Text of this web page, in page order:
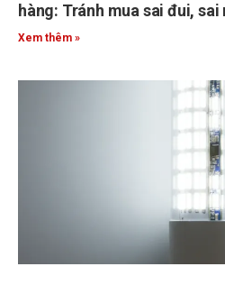
hàng: Tránh mua sai đui, sai
Xem thêm »